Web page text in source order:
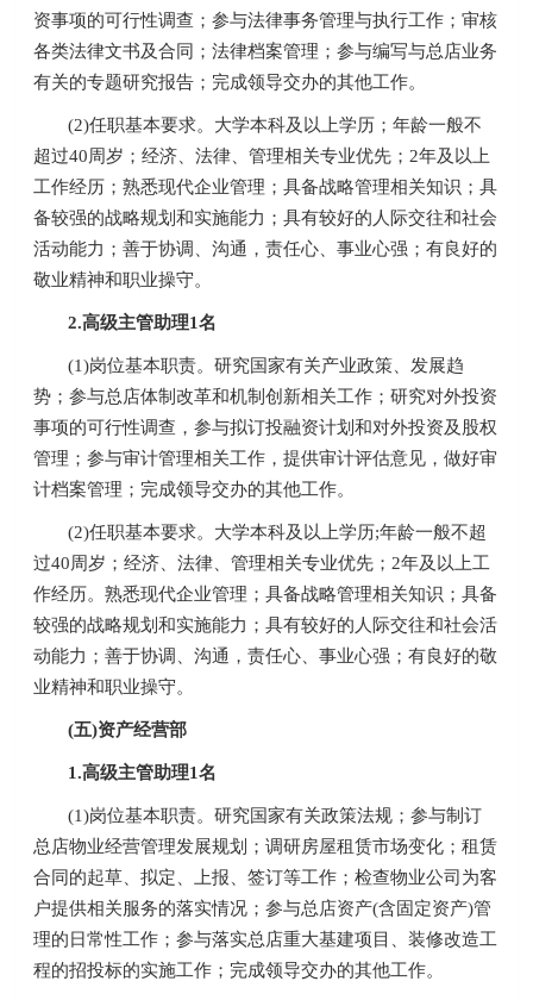
资事项的可行性调查；参与法律事务管理与执行工作；审核
各类法律文书及合同；法律档案管理；参与编写与总店业务
有关的专题研究报告；完成领导交办的其他工作。
(2)任职基本要求。大学本科及以上学历；年龄一般不
超过40周岁；经济、法律、管理相关专业优先；2年及以上
工作经历；熟悉现代企业管理；具备战略管理相关知识；具
备较强的战略规划和实施能力；具有较好的人际交往和社会
活动能力；善于协调、沟通，责任心、事业心强；有良好的
敬业精神和职业操守。
2.高级主管助理1名
(1)岗位基本职责。研究国家有关产业政策、发展趋
势；参与总店体制改革和机制创新相关工作；研究对外投资
事项的可行性调查，参与拟订投融资计划和对外投资及股权
管理；参与审计管理相关工作，提供审计评估意见，做好审
计档案管理；完成领导交办的其他工作。
(2)任职基本要求。大学本科及以上学历;年龄一般不超
过40周岁；经济、法律、管理相关专业优先；2年及以上工
作经历。熟悉现代企业管理；具备战略管理相关知识；具备
较强的战略规划和实施能力；具有较好的人际交往和社会活
动能力；善于协调、沟通，责任心、事业心强；有良好的敬
业精神和职业操守。
(五)资产经营部
1.高级主管助理1名
(1)岗位基本职责。研究国家有关政策法规；参与制订
总店物业经营管理发展规划；调研房屋租赁市场变化；租赁
合同的起草、拟定、上报、签订等工作；检查物业公司为客
户提供相关服务的落实情况；参与总店资产(含固定资产)管
理的日常性工作；参与落实总店重大基建项目、装修改造工
程的招投标的实施工作；完成领导交办的其他工作。